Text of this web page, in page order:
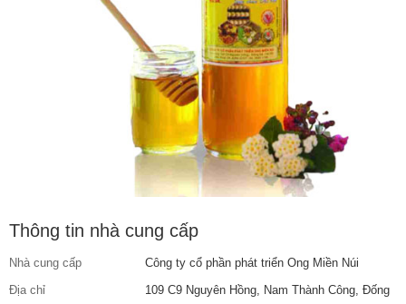
Thông tin nhà cung cấp
Nhà cung cấp
Công ty cổ phần phát triển Ong Miền Núi
Địa chỉ
109 C9 Nguyên Hồng, Nam Thành Công, Đống